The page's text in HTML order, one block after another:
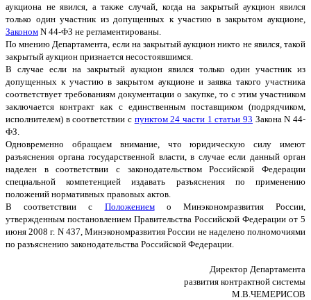
аукциона не явился, а также случай, когда на закрытый аукцион явился
только один участник из допущенных к участию в закрытом аукционе,
Законом N 44-ФЗ не регламентированы.
По мнению Департамента, если на закрытый аукцион никто не явился, такой
закрытый аукцион признается несостоявшимся.
В случае если на закрытый аукцион явился только один участник из
допущенных к участию в закрытом аукционе и заявка такого участника
соответствует требованиям документации о закупке, то с этим участником
заключается контракт как с единственным поставщиком (подрядчиком,
исполнителем) в соответствии с пунктом 24 части 1 статьи 93 Закона N 44-
ФЗ.
Одновременно обращаем внимание, что юридическую силу имеют
разъяснения органа государственной власти, в случае если данный орган
наделен в соответствии с законодательством Российской Федерации
специальной компетенцией издавать разъяснения по применению
положений нормативных правовых актов.
В соответствии с Положениемо Минэкономразвития России,
утвержденным постановлением Правительства Российской Федерации от 5
июня 2008 г. N 437, Минэкономразвития России не наделено полномочиями
по разъяснению законодательства Российской Федерации.
Директор Департамента
развития контрактной системы
М.В.ЧЕМЕРИСОВ